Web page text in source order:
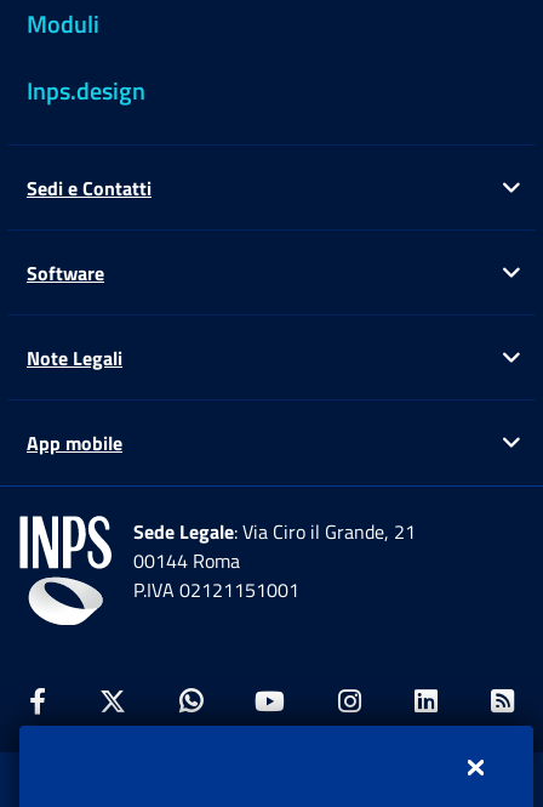
Moduli
Inps.design
Sedi e Contatti
Software
Note Legali
App mobile
Sede Legale: Via Ciro il Grande, 21
00144 Roma
P.IVA 02121151001
Facebook: Apre una nuova finestra
Twitter: Apre una nuova finestra
Whatsapp: Apre una nuova
Youtube: Apre una
Instagram: